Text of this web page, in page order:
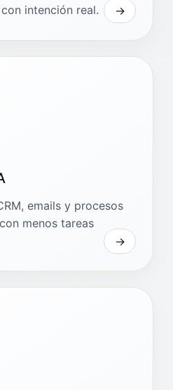
intención real.
emails y procesos
menos tareas